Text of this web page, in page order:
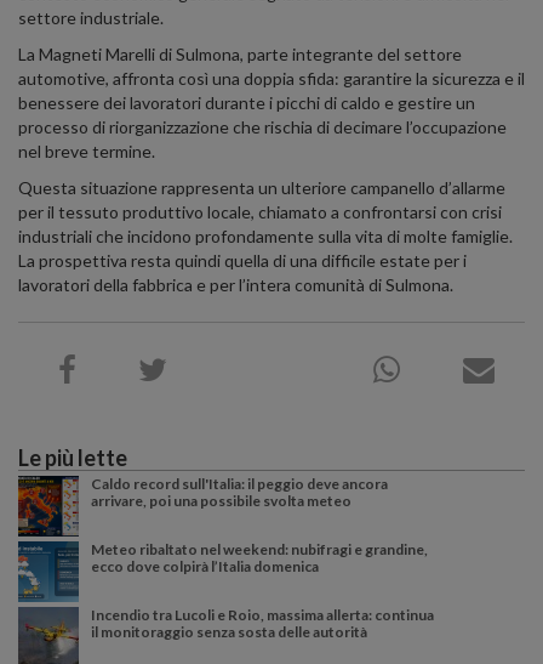
settore industriale.
La Magneti Marelli di Sulmona, parte integrante del settore
automotive, affronta così una doppia sfida: garantire la sicurezza e il
benessere dei lavoratori durante i picchi di caldo e gestire un
processo di riorganizzazione che rischia di decimare l’occupazione
nel breve termine.
Questa situazione rappresenta un ulteriore campanello d’allarme
per il tessuto produttivo locale, chiamato a confrontarsi con crisi
industriali che incidono profondamente sulla vita di molte famiglie.
La prospettiva resta quindi quella di una difficile estate per i
lavoratori della fabbrica e per l’intera comunità di Sulmona.
Le più lette
Caldo record sull'Italia: il peggio deve ancora
arrivare, poi una possibile svolta meteo
Meteo ribaltato nel weekend: nubifragi e grandine,
ecco dove colpirà l’Italia domenica
Incendio tra Lucoli e Roio, massima allerta: continua
il monitoraggio senza sosta delle autorità